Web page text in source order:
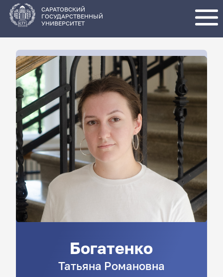
основному
содержанию
САРАТОВСКИЙ
ГОСУДАРСТВЕННЫЙ
УНИВЕРСИТЕТ
Богатенко
Татьяна Романовна